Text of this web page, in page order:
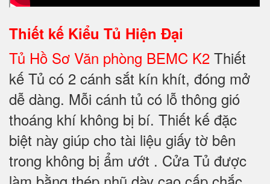
Thiết kế Kiểu Tủ Hiện Đại
Tủ Hồ Sơ Văn phòng BEMC K2 Thiết
kế Tủ có 2 cánh sắt kín khít, đóng mở
dễ dàng. Mỗi cánh tủ có lỗ thông gió
thoáng khí không bị bí. Thiết kế đặc
biệt này giúp cho tài liệu giấy tờ bên
trong không bị ẩm ướt . Cửa Tủ được